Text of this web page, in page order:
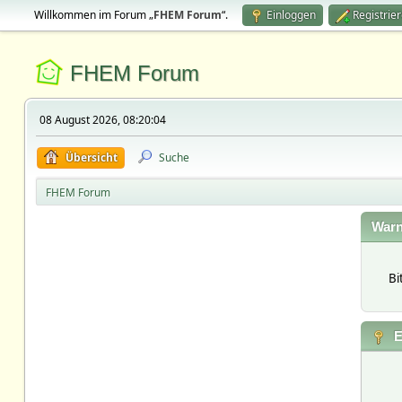
Willkommen im Forum „FHEM Forum“. Einloggen
FHEM Forum
08 August 2026, 08:20:04
Übersicht Suche
FHEM Forum